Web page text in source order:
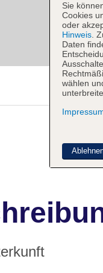
Sie
Cookies
oder
Hinweis .
Daten
wählen